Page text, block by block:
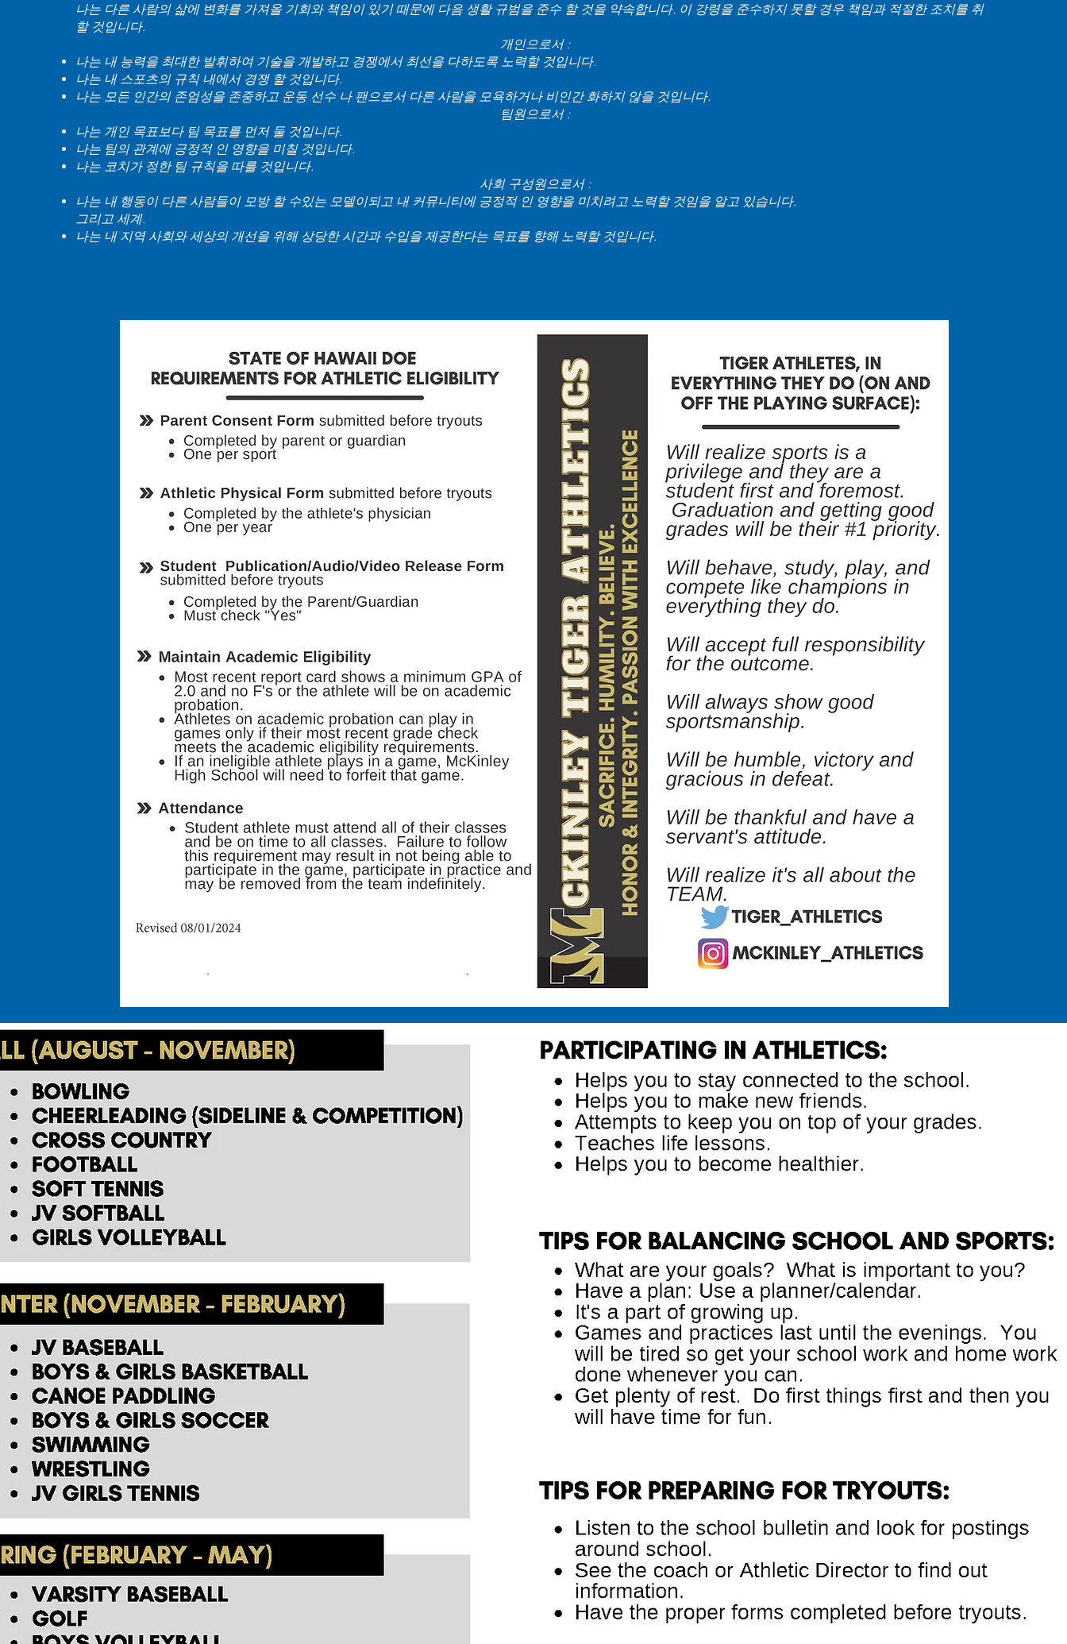
나는 다른 사람의 삶에 변화를 가져올 기회와 책임이 있기 때문에 다음 생활 규범을 준수 할 것을 약속합니다. 이 강령을 준수하지 못할 경우 책임과 적절한 조치를 취
할 것입니다.
개인으로서 :
나는 내 능력을 최대한 발휘하여 기술을 개발하고 경쟁에서 최선을 다하도록 노력할 것입니다.
나는 내 스포츠의 규칙 내에서 경쟁 할 것입니다.
나는 모든 인간의 존엄성을 존중하고 운동 선수 나 팬으로서 다른 사람을 모욕하거나 비인간 화하지 않을 것입니다.
팀원으로서 :
나는 개인 목표보다 팀 목표를 먼저 둘 것입니다.
나는 팀의 관계에 긍정적 인 영향을 미칠 것입니다.
나는 코치가 정한 팀 규칙을 따를 것입니다.
사회 구성원으로서 :
나는 내 행동이 다른 사람들이 모방 할 수있는 모델이되고 내 커뮤니티에 긍정적 인 영향을 미치려고 노력할 것임을 알고 있습니다.
그리고 세계.
나는 내 지역 사회와 세상의 개선을 위해 상당한 시간과 수입을 제공한다는 목표를 향해 노력할 것입니다.